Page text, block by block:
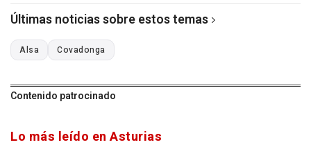
Últimas noticias sobre estos temas
Alsa Covadonga
Contenido patrocinado
Lo más leído en Asturias